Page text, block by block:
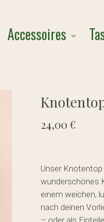
Accessoires
24,00 €
Unser
wunderschönes
einem weichen,
nach deinen
– oder als